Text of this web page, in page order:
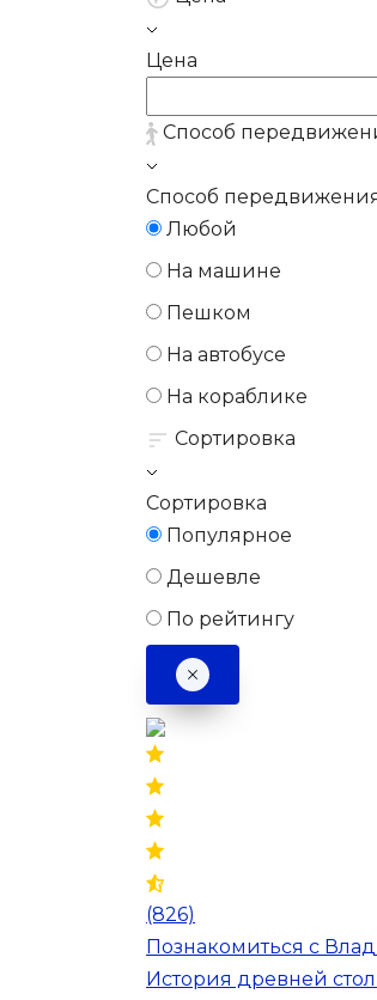
Цена
Способ
Способ
Любой
На машине
Пешком
На автобусе
На кораблике
Сортировка
Сортировка
Популярное
Дешевле
По рейтингу
(826)
Познакомиться с
История древней